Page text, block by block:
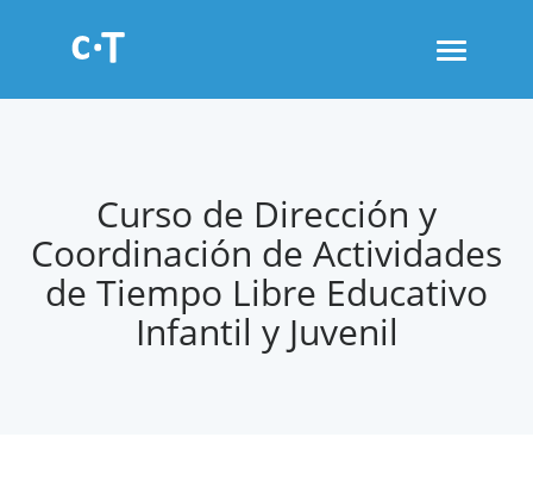
Toggle
Curso de Dirección y
Coordinación de Actividades
de Tiempo Libre Educativo
Infantil y Juvenil